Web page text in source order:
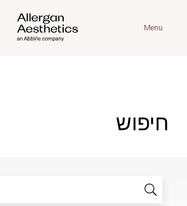
Menu
חיפוש